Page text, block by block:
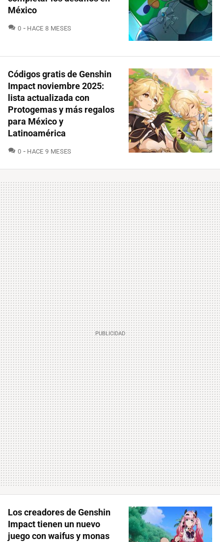
México
0 COMENTARIOS
HACE 8 MESES
Códigos gratis de Genshin
Impact noviembre 2025:
lista actualizada con
Protogemas y más regalos
para México y
Latinoamérica
0 COMENTARIOS
HACE 9 MESES
Los creadores de Genshin
Impact tienen un nuevo
juego con waifus y monas